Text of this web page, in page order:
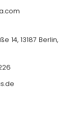
14, 13187 Berlin,